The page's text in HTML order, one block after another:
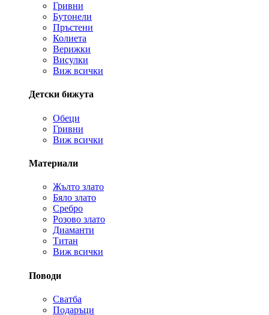
Гривни
Бутонели
Пръстени
Колиета
Верижки
Висулки
Виж всички
Детски бижута
Обеци
Гривни
Виж всички
Материали
Жълто злато
Бяло злато
Сребро
Розово злато
Диаманти
Титан
Виж всички
Поводи
Сватба
Подаръци